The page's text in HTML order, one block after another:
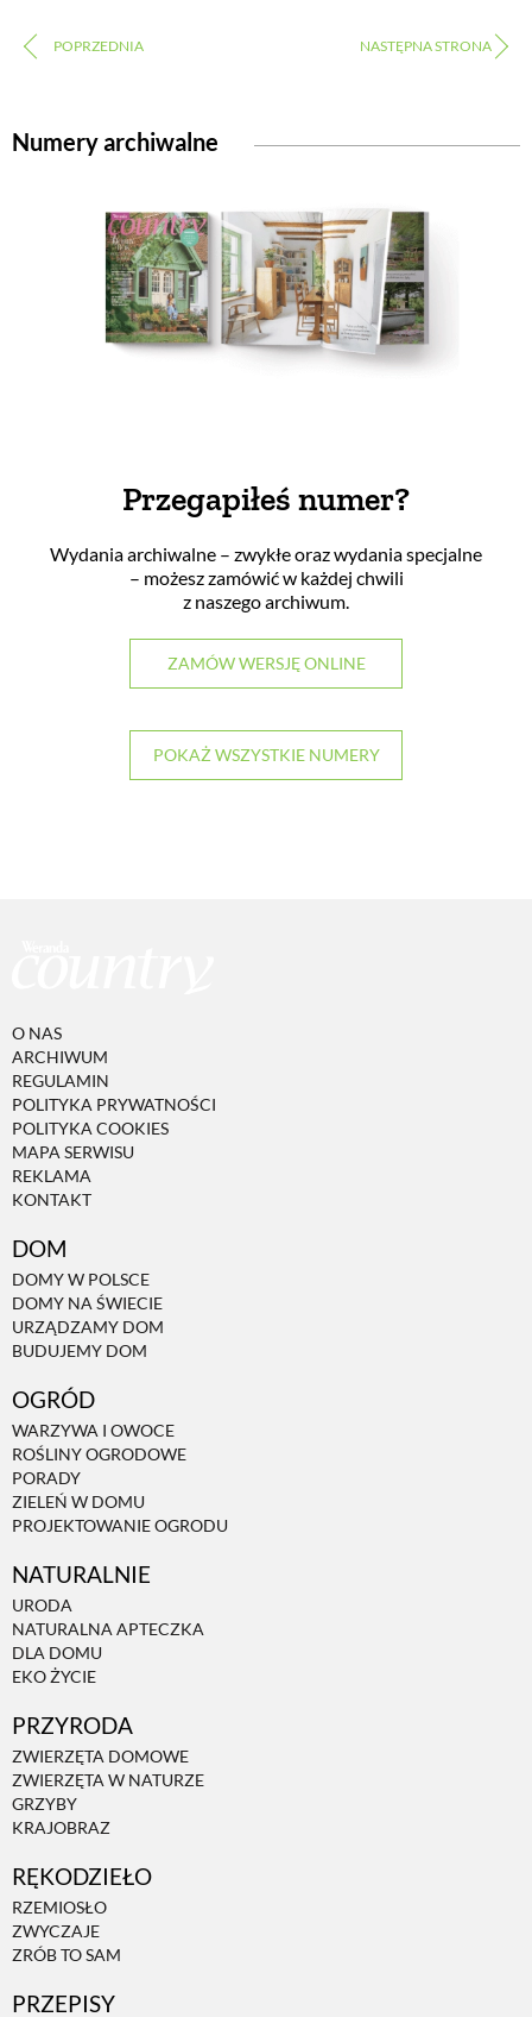
Numery archiwalne
Przegapiłeś numer?
Wydania archiwalne – zwykłe oraz wydania specjalne
– możesz zamówić w każdej chwili
z naszego archiwum.
ZAMÓW WERSJĘ ONLINE
POKAŻ WSZYSTKIE NUMERY
O NAS
ARCHIWUM
REGULAMIN
POLITYKA PRYWATNOŚCI
POLITYKA COOKIES
MAPA SERWISU
REKLAMA
KONTAKT
DOM
DOMY W POLSCE
DOMY NA ŚWIECIE
URZĄDZAMY DOM
BUDUJEMY DOM
OGRÓD
WARZYWA I OWOCE
ROŚLINY OGRODOWE
PORADY
ZIELEŃ W DOMU
PROJEKTOWANIE OGRODU
NATURALNIE
URODA
NATURALNA APTECZKA
DLA DOMU
EKO ŻYCIE
PRZYRODA
ZWIERZĘTA DOMOWE
ZWIERZĘTA W NATURZE
GRZYBY
KRAJOBRAZ
RĘKODZIEŁO
RZEMIOSŁO
ZWYCZAJE
ZRÓB TO SAM
PRZEPISY